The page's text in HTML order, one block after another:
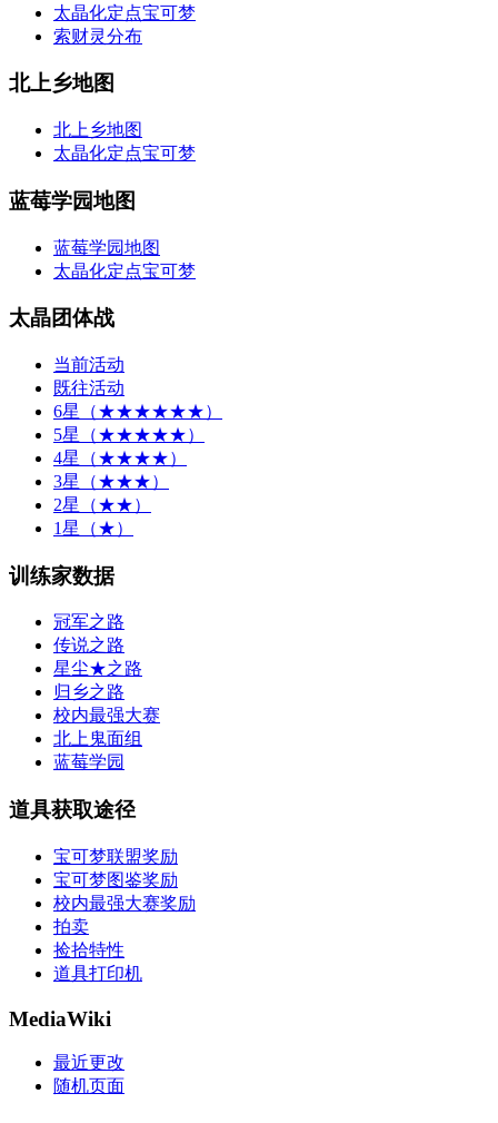
太晶化定点宝可梦
索财灵分布
北上乡地图
北上乡地图
太晶化定点宝可梦
蓝莓学园地图
蓝莓学园地图
太晶化定点宝可梦
太晶团体战
当前活动
既往活动
6星（★★★★★★）
5星（★★★★★）
4星（★★★★）
3星（★★★）
2星（★★）
1星（★）
训练家数据
冠军之路
传说之路
星尘★之路
归乡之路
校内最强大赛
北上鬼面组
蓝莓学园
道具获取途径
宝可梦联盟奖励
宝可梦图鉴奖励
校内最强大赛奖励
拍卖
捡拾特性
道具打印机
MediaWiki
最近更改
随机页面